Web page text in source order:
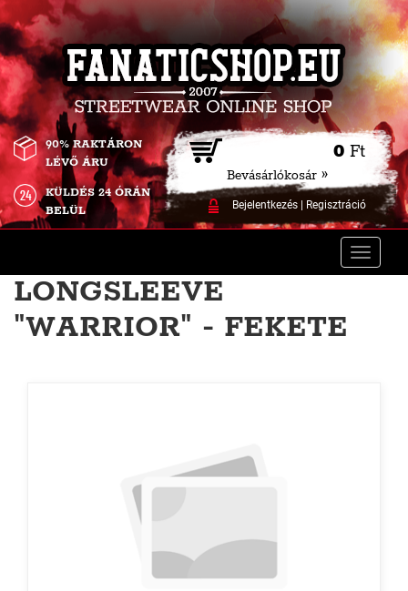
0 Ft
Bevásárlókosár »
Bejelentkezés| Regisztráció
90% RAKTÁRON
LÉVŐ ÁRU
KÜLDÉS 24 ÓRÁN
BELÜL
Toggle
LONGSLEEVE
"WARRIOR" - FEKETE